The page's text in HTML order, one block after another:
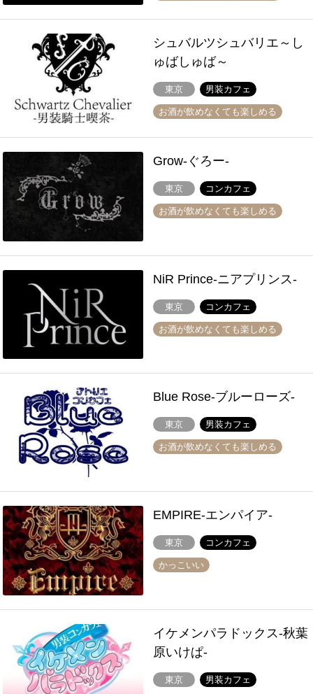
シュバルツシュバリエ～し
ゅばしゅば～
東京 男装カフェ
お酒が飲めなくても楽しめる
Grow-ぐろー-
東京 コンカフェ
お酒が飲めなくても楽しめる
NiR Prince-ニアプリンス-
東京 コンカフェ
お酒が飲めなくても楽しめる
Blue Rose-ブルーローズ-
東京 男装カフェ
お酒が飲めなくても楽しめる
EMPIRE-エンパイア-
東京 コンカフェ
かっこいい
イケメンパラドックス-秋葉
原いけぱ-
東京 男装カフェ